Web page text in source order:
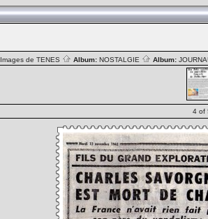
Images de TENES Album: NOSTALGIE Album:
4 of